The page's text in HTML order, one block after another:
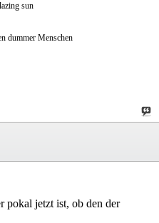
sun
dummer Menschen
pokal jetzt ist, ob den der